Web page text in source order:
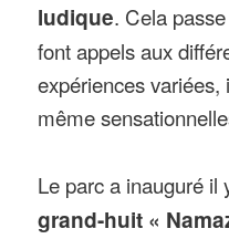
ludique. Cela
font appels aux
expériences
même
Le parc a inauguré il
grand-huit «